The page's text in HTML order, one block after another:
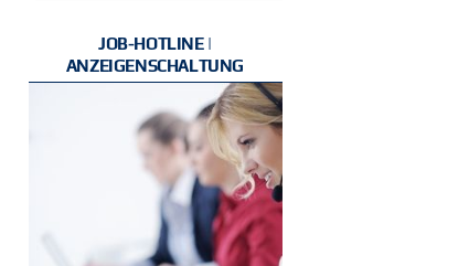
JOB-HOTLINE |
ANZEIGENSCHALTUNG